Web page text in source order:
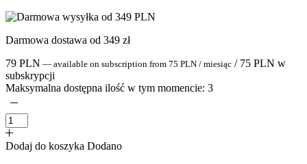
Darmowa dostawa od 349 zł
79 PLN — available on subscription from 75 PLN / miesiąc / 75 PLN w
subskrypcji
Maksymalna dostępna ilość w tym momencie: 3
Dodaj do koszyka Dodano